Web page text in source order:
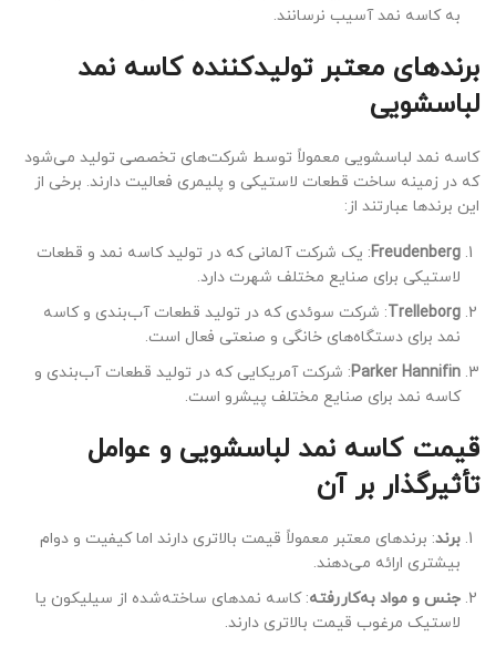
به کاسه نمد آسیب نرسانند.
برندهای معتبر تولیدکننده کاسه نمد
لباسشویی
کاسه نمد لباسشویی معمولاً توسط شرکت‌های تخصصی تولید می‌شود
که در زمینه ساخت قطعات لاستیکی و پلیمری فعالیت دارند. برخی از
این برندها عبارتند از:
Freudenberg: یک شرکت آلمانی که در تولید کاسه نمد و قطعات
لاستیکی برای صنایع مختلف شهرت دارد.
Trelleborg: شرکت سوئدی که در تولید قطعات آب‌بندی و کاسه
نمد برای دستگاه‌های خانگی و صنعتی فعال است.
Parker Hannifin: شرکت آمریکایی که در تولید قطعات آب‌بندی و
کاسه نمد برای صنایع مختلف پیشرو است.
قیمت کاسه نمد لباسشویی و عوامل
تأثیرگذار بر آن
برند: برندهای معتبر معمولاً قیمت بالاتری دارند اما کیفیت و دوام
بیشتری ارائه می‌دهند.
جنس و مواد به‌کاررفته: کاسه نمدهای ساخته‌شده از سیلیکون یا
لاستیک مرغوب قیمت بالاتری دارند.